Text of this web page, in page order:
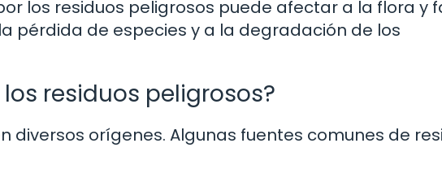
los residuos peligrosos puede afectar a la flora y
pérdida de especies y a la degradación de los
residuos peligrosos?
diversos orígenes. Algunas fuentes comunes de